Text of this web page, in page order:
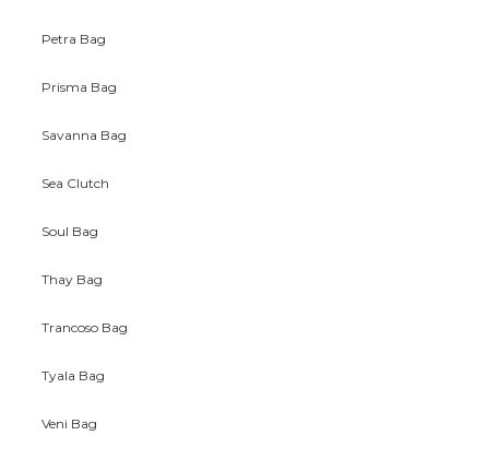
Petra Bag
Prisma Bag
Savanna Bag
Sea Clutch
Soul Bag
Thay Bag
Trancoso Bag
Tyala Bag
Veni Bag